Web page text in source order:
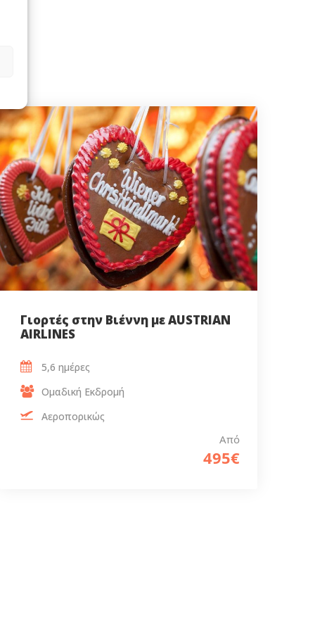
Γιορτές στην Βιέννη με AUSTRIAN
AIRLINES
Από
495€
5,6 ημέρες
Ομαδική Εκδρομή
Αεροπορικώς